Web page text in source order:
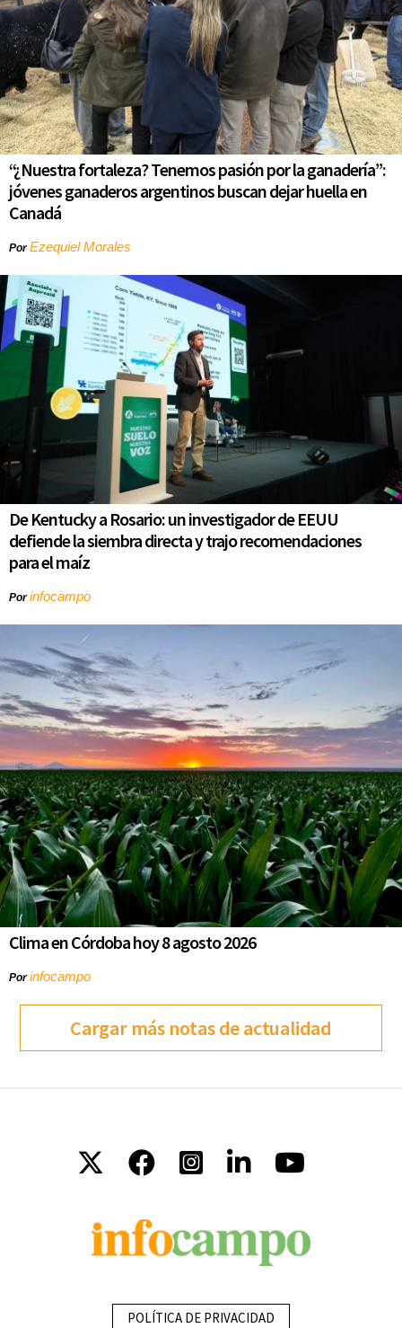
“¿Nuestra fortaleza? Tenemos pasión por la ganadería”:
jóvenes ganaderos argentinos buscan dejar huella en
Canadá
PorEzequiel Morales
De Kentucky a Rosario: un investigador de EEUU
defiende la siembra directa y trajo recomendaciones
para el maíz
Porinfocampo
Clima en Córdoba hoy 8 agosto 2026
Porinfocampo
Cargar más notas de actualidad
POLÍTICA DE PRIVACIDAD